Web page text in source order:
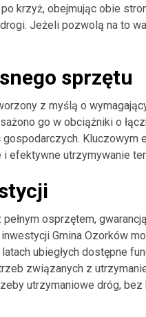
krzyż, obejmując obie
Jeżeli pozwolą na to
sprzętu
z myślą o
go w obciążniki o
efektywne utrzymywanie
osprzętem,
Gmina Ozorków
ubiegłych dostępne
związanych z
utrzymaniowe dróg,